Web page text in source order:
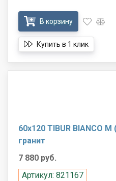
В корзину
Купить в 1 клик
60x120 TIBUR BIANCO
гранит
7 880 руб.
Артикул: 821167